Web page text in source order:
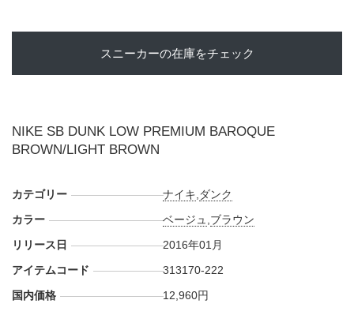
スニーカーの在庫をチェック
NIKE SB DUNK LOW PREMIUM BAROQUE
BROWN/LIGHT BROWN
カテゴリー ナイキ ダンク
カラー
ベージュ ブラウン
リリース日
2016年01月
アイテムコード
313170-222
国内価格
12,960円